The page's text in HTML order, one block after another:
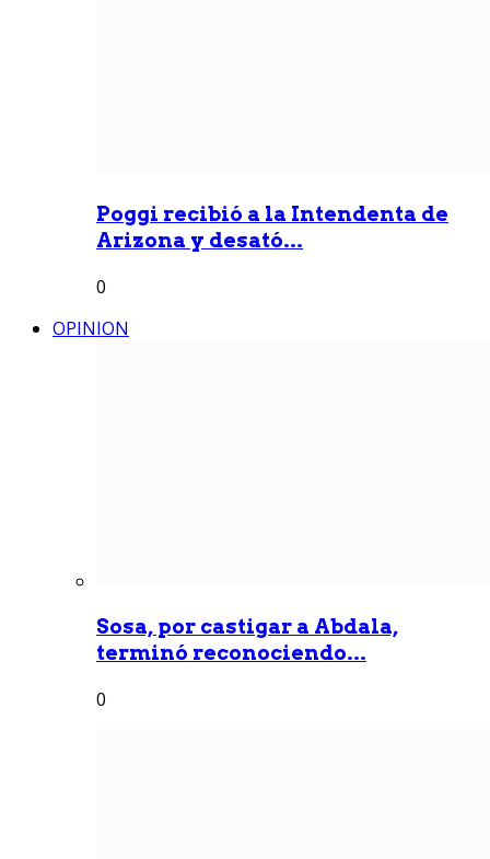
Poggi recibió a la Intendenta de
Arizona y desató...
0
OPINION
Sosa, por castigar a Abdala,
terminó reconociendo...
0